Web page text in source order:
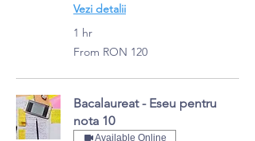
Vezi detalii
1 hr
From
120
From RON 120
Bacalaureat - Eseu pentru
nota 10
Available Online